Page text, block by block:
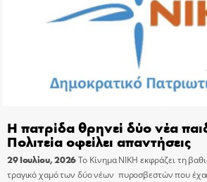
Η πατρίδα θρηνεί δύο νέα
Πολιτεία οφείλει απαντήσεις
29 Ιουλίου, 2026Το Κίνημα ΝΙΚΗ εκφράζει τη
τραγικό χαμό των δύο νέων πυροσβεστών που